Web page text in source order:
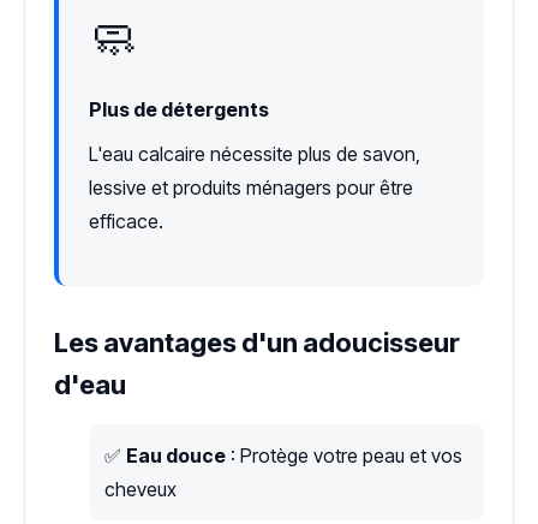
🧼
Plus de détergents
L'eau calcaire nécessite plus de savon,
lessive et produits ménagers pour être
efficace.
Les avantages d'un adoucisseur
d'eau
✅ Eau douce : Protège votre peau et vos
cheveux